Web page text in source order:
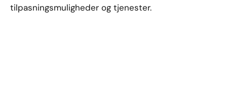
tilpasningsmuligheder og tjenester.